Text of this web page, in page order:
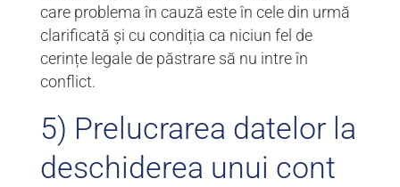
care problema în cauză este în cele din urmă
clarificată și cu condiția ca niciun fel de
cerințe legale de păstrare să nu intre în
conflict.
5) Prelucrarea datelor la
deschiderea unui cont